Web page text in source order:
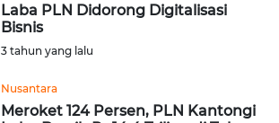
Laba PLN Didorong Digitalisasi
Bisnis
3 tahun yang lalu
Nusantara
Meroket 124 Persen, PLN Kantongi